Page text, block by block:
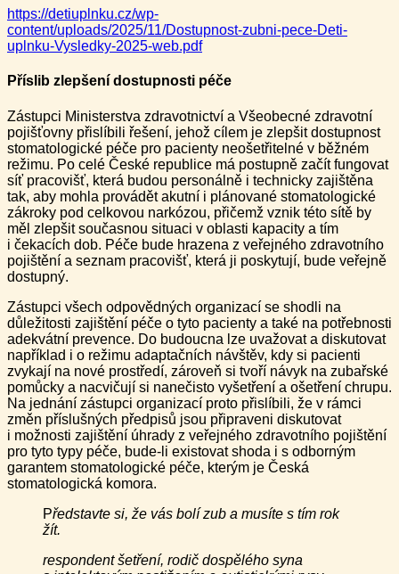
https://detiuplnku.cz/wp-
content/uploads/2025/11/Dostupnost-zubni-pece-Deti-
uplnku-Vysledky-2025-web.pdf
Příslib zlepšení dostupnosti péče
Zástupci Ministerstva zdravotnictví a Všeobecné zdravotní
pojišťovny přislíbili řešení, jehož cílem je zlepšit dostupnost
stomatologické péče pro pacienty neošetřitelné v běžném
režimu. Po celé České republice má postupně začít fungovat
síť pracovišť, která budou personálně i technicky zajištěna
tak, aby mohla provádět akutní i plánované stomatologické
zákroky pod celkovou narkózou, přičemž vznik této sítě by
měl zlepšit současnou situaci v oblasti kapacity a tím
i čekacích dob. Péče bude hrazena z veřejného zdravotního
pojištění a seznam pracovišť, která ji poskytují, bude veřejně
dostupný.
Zástupci všech odpovědných organizací se shodli na
důležitosti zajištění péče o tyto pacienty a také na potřebnosti
adekvátní prevence. Do budoucna lze uvažovat a diskutovat
například i o režimu adaptačních návštěv, kdy si pacienti
zvykají na nové prostředí, zároveň si tvoří návyk na zubařské
pomůcky a nacvičují si nanečisto vyšetření a ošetření chrupu.
Na jednání zástupci organizací proto přislíbili, že v rámci
změn příslušných předpisů jsou připraveni diskutovat
i možnosti zajištění úhrady z veřejného zdravotního pojištění
pro tyto typy péče, bude-li existovat shoda i s odborným
garantem stomatologické péče, kterým je Česká
stomatologická komora.
Představte si, že vás bolí zub a musíte s tím rok
žít.
respondent šetření, rodič dospělého syna